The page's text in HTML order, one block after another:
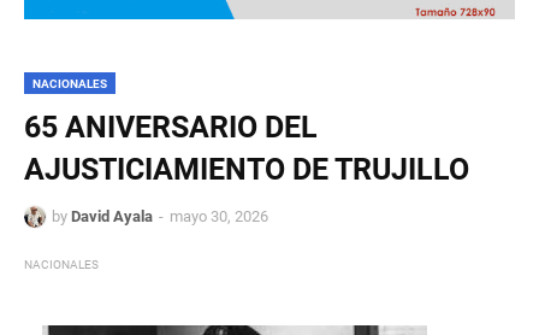
NACIONALES
65 ANIVERSARIO DEL
AJUSTICIAMIENTO DE TRUJILLO
by David Ayala mayo 30, 2026
NACIONALES